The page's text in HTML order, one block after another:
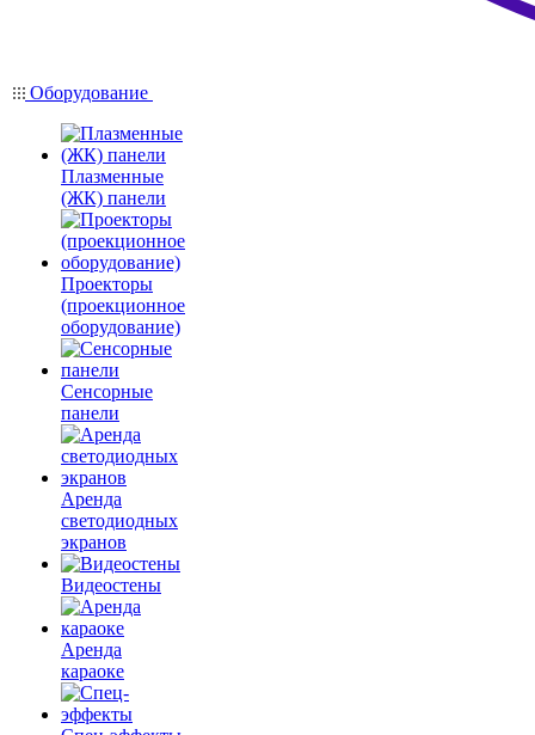
Оборудование
Плазменные
(ЖК) панели
Проекторы
(проекционное
оборудование)
Сенсорные
панели
Аренда
светодиодных
экранов
Видеостены
Аренда
караоке